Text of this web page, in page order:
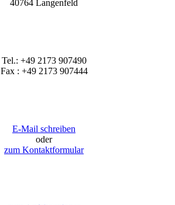
40764 Langenfeld
Tel.: +49 2173 907490
Fax : +49 2173 907444
E-Mail schreiben
oder
zum Kontaktformular